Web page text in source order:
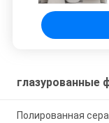
глазурованные
Полированная